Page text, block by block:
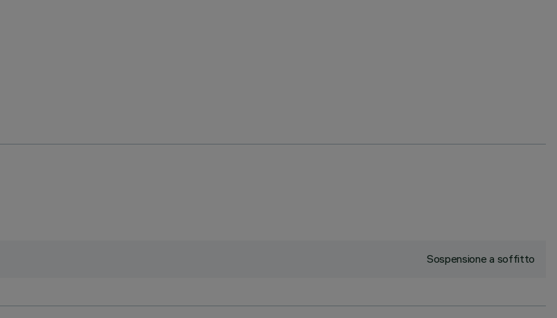
Sospensione a soffitto